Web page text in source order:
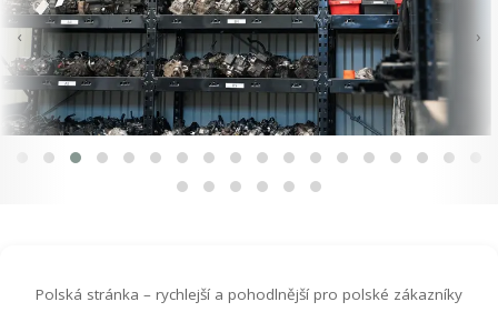
‹ ›
Polská stránka – rychlejší a pohodlnější pro polské zákazníky